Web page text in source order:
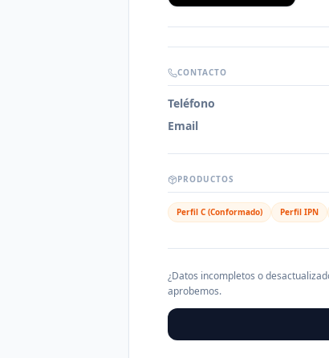
CONTACTO
Teléfono
Email
PRODUCTOS
Perfil C (Conformado) Perfil IPN
¿Datos incompletos o
aprobemos.